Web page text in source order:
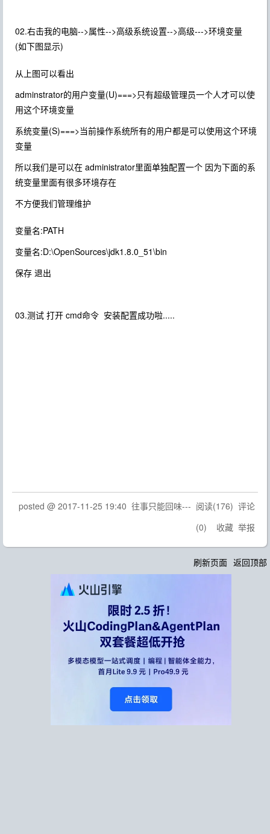
02.右击我的电脑-->属性-->高级系统设置-->高级--->环境变量
(如下图显示)
从上图可以看出
adminstrator的用户变量(U)===>只有超级管理员一个人才可以使
用这个环境变量
系统变量(S)===>当前操作系统所有的用户都是可以使用这个环境
变量
所以我们是可以在 administrator里面单独配置一个 因为下面的系
统变量里面有很多环境存在
不方便我们管理维护
变量名:PATH
变量名:D:\OpenSources\jdk1.8.0_51\bin
保存 退出
03.测试 打开 cmd命令 安装配置成功啦.....
posted @ 2017-11-25 19:40 往事只能回味--- 阅读(176) 评论
(0) 收藏 举报
刷新页面 返回顶部